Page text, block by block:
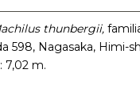
thunbergii,
598, Nagasaka, Himi-
7,02 m.